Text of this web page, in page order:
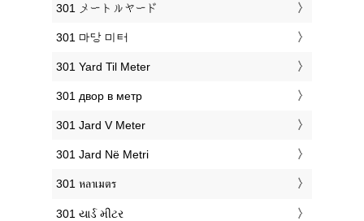
‎301 メートルヤード
‎301 마당 미터
‎301 Yard Til Meter
‎301 двор в метр
‎301 Jard V Meter
‎301 Jard Në Metri
‎301 หลาเมตร
‎301 યાર્ડ મીટર